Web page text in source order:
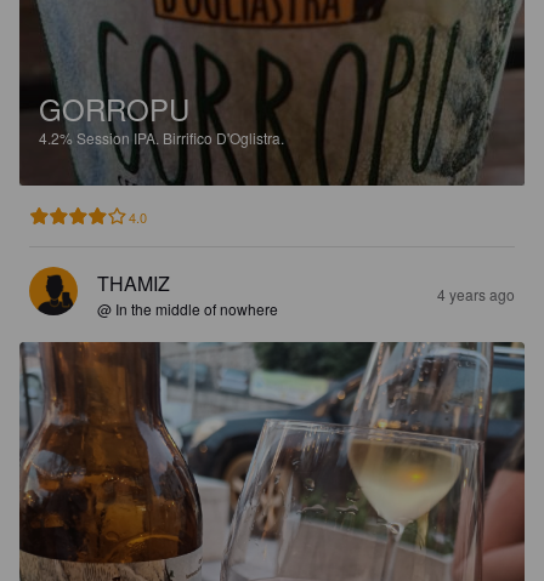
GORROPU
4.2% Session IPA. Birrifico D'Oglistra.
4.0
THAMIZ
@ In the middle of nowhere
4 years ago